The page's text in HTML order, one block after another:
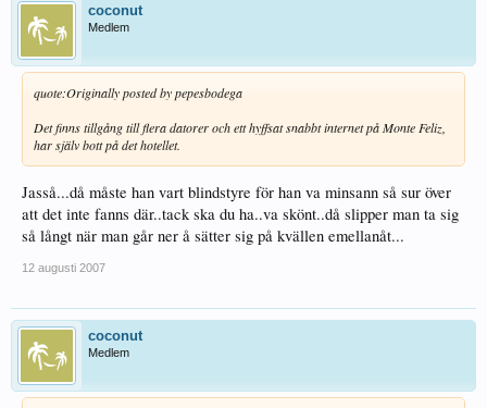
coconut
Medlem
quote:Originally posted by pepesbodega
Det finns tillgång till flera datorer och ett hyffsat snabbt internet på Monte Feliz,
har själv bott på det hotellet.
Jasså...då måste han vart blindstyre för han va minsann så sur över
att det inte fanns där..tack ska du ha..va skönt..då slipper man ta sig
så långt när man går ner å sätter sig på kvällen emellanåt...
12 augusti 2007
coconut
Medlem